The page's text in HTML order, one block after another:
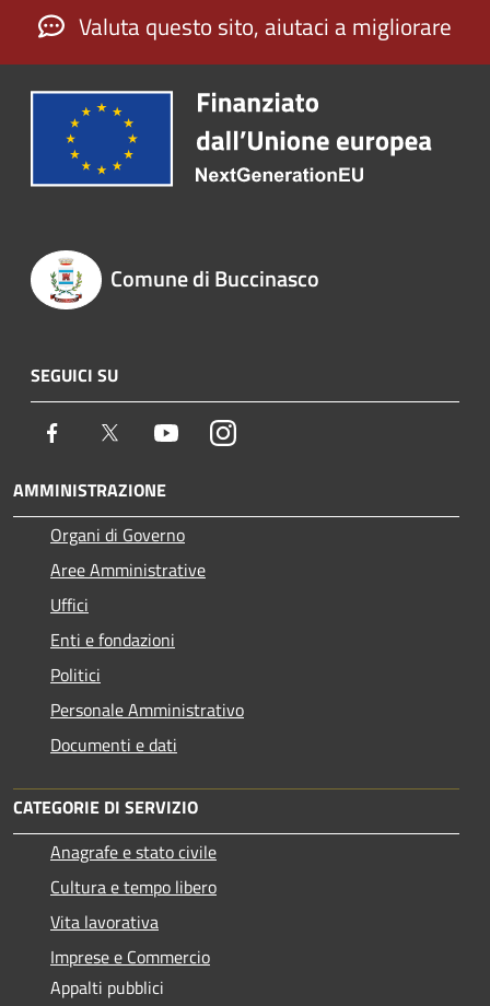
Valuta questo sito, aiutaci a migliorare
Comune di Buccinasco
SEGUICI SU
Facebook Twitter YoutubeInstagram
AMMINISTRAZIONE
Organi di Governo
Aree Amministrative
Uffici
Enti e fondazioni
Politici
Personale Amministrativo
Documenti e dati
CATEGORIE DI SERVIZIO
Anagrafe e stato civile
Cultura e tempo libero
Vita lavorativa
Imprese e Commercio
Appalti pubblici